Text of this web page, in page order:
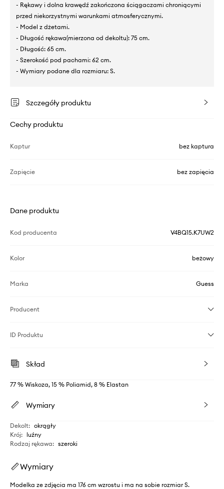
- Rękawy i dolna krawędź zakończona ściągaczami chroniącymi
przed niekorzystnymi warunkami atmosferycznymi.
- Model z dżetami.
- Długość rękawa(mierzona od dekoltu): 75 cm.
- Długość: 65 cm.
- Szerokość pod pachami: 62 cm.
- Wymiary podane dla rozmiaru: S.
Szczegóły produktu
Cechy produktu
Kaptur bez kaptura
Zapięcie bez zapięcia
Dane produktu
Kod producenta V4BQ15.K7UW2
Kolor beżowy
Marka Guess
Producent
ID Produktu
Skład
77 % Wiskoza, 15 % Poliamid, 8 % Elastan
Wymiary
Dekolt: okrągły
Krój: luźny
Rodzaj rękawa: szeroki
Wymiary
Modelka ze zdjęcia ma 176 cm wzrostu i ma na sobie rozmiar S.